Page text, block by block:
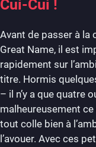
Cui-Cui !
Avant de passer à la
Great Name, il est
rapidement sur
titre. Hormis
– il n’y a que quatre
malheureusement
tout colle bien à
l’avouer. Avec ces